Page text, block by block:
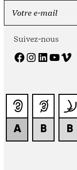
Suivez-nous
Facebook Instagram LinkedIn YouTube Vimeo